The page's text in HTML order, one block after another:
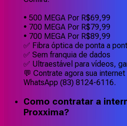
• 500 MEGA Por R$69,99
• 700 MEGA Por R$79,99
• 700 MEGA Por R$89,99
✅ Fibra óptica de ponta a
✅ Sem franquia de dados
✅ Ultraestável para vídeos,
💬 Contrate agora sua
WhatsApp (83) 8124-6116.
Como contratar a
Proxxima?